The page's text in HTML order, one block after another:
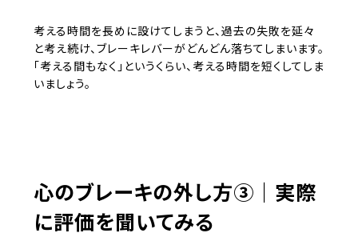
考える時間を長めに設けてしまうと、過去の失敗を延々
と考え続け、ブレーキレバーがどんどん落ちてしまいます。
「考える間もなく」というくらい、考える時間を短くしてしま
いましょう。
心のブレーキの外し方③｜実際
に評価を聞いてみる